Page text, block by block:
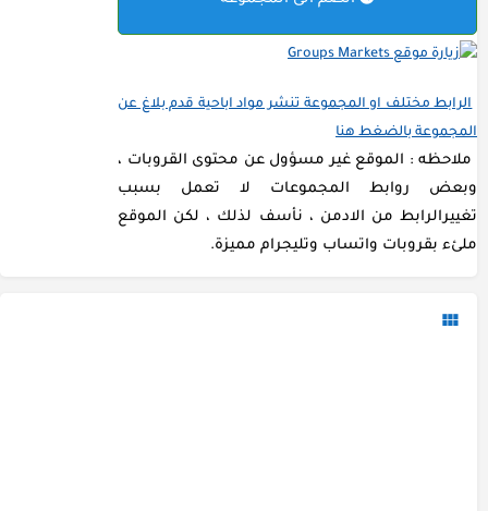
الرابط مختلف او المجموعة تنشر مواد اباحية قدم بلاغ عن
المجموعة بالضغط هنا
ملاحظه : الموقع غير مسؤول عن محتوى القروبات ،
وبعض روابط المجموعات لا تعمل بسبب
تغييرالرابط من الادمن ، نأسف لذلك ، لكن الموقع
ملئء بقروبات واتساب وتليجرام مميزة.